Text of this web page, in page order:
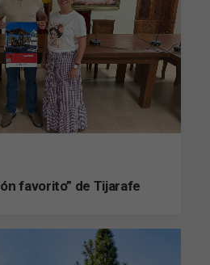
favorito” de Tijarafe